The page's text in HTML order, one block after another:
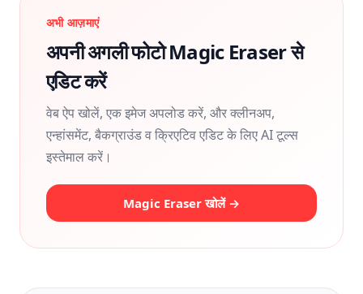
अभी आज़माएं
अपनी अगली फोटो Magic Eraser से
एडिट करें
वेब ऐप खोलें, एक इमेज अपलोड करें, और क्लीनअप,
एन्हांसमेंट, बैकग्राउंड व क्रिएटिव एडिट के लिए AI टूल्स
इस्तेमाल करें।
Magic Eraser खोलें →